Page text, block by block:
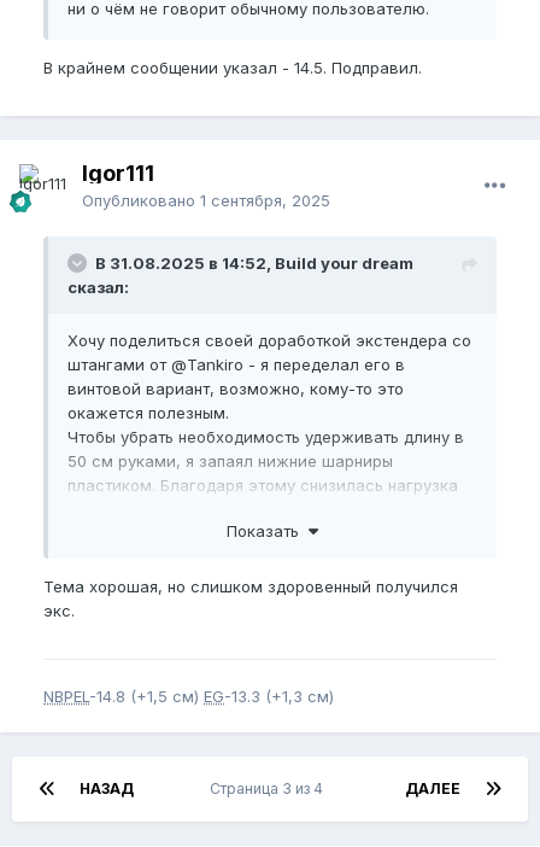
ни о чём не говорит обычному пользователю.
В крайнем сообщении указал - 14.5. Подправил.
Igor111
Опубликовано 1 сентября, 2025
В 31.08.2025 в 14:52, Build your dream
сказал:
Хочу поделиться своей доработкой экстендера со
штангами от@Tankiro - я переделал его в
винтовой вариант, возможно, кому-то это
окажется полезным.
Чтобы убрать необходимость удерживать длину в
50 см руками, я запаял нижние шарниры
пластиком. Благодаря этому снизилась нагрузка
В ближайшем ларьке я купил длинную шпильку и
разными, а знакомых токарей в этой стране у меня
нет, пришлось закрутить «в силовую» и
В верхней опоре экстендера я сделал отверстия
Показать
Тема хорошая, но слишком здоровенный получился
экс.
NBPEL -14.8 (+1,5 см) EG-13.3 (+1,3 см)
НАЗАД ДАЛЕЕ
Страница 3 из 4